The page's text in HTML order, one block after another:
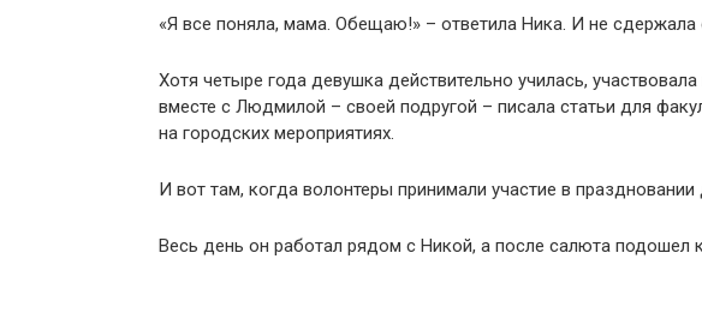
«Я все поняла, мама. Обещаю!» – ответила Ника. И не сдержала
Хотя четыре года девушка действительно училась,
вместе с Людмилой – своей подругой – писала статьи для
на городских мероприятиях.
И вот там, когда волонтеры принимали участие в
Весь день он работал рядом с Никой, а после салюта подошел